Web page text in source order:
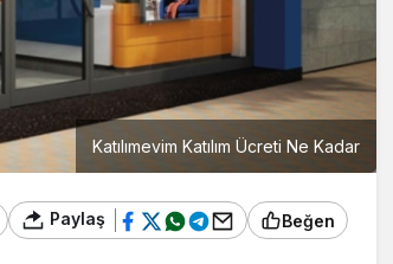
Katılımevim Katılım Ücreti Ne Kadar
Paylaş Beğen